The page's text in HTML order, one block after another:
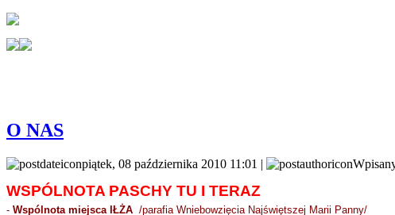
O NAS
piątek, 08 października 2010 11:01 |
WSPÓLNOTA PASCHY TU I TERAZ
- Wspólnota miejsca IŁŻA /parafia Wniebowzięcia Najświętszej Marii Panny/